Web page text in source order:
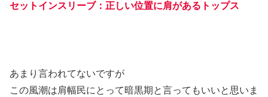
セットインスリーブ：正しい位置に肩があるトップス
あまり言われてないですが
この風潮は肩幅民にとって暗黒期と言ってもいいと思いま